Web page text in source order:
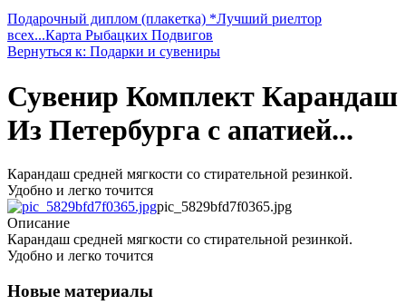
Подарочный диплом (плакетка) *Лучший риелтор
всех...Карта Рыбацких Подвигов
Вернуться к: Подарки и сувениры
Сувенир Комплект Карандаш
Из Петербурга с апатией...
Карандаш средней мягкости со стирательной резинкой.
Удобно и легко точится
pic_5829bfd7f0365.jpg
Описание
Карандаш средней мягкости со стирательной резинкой.
Удобно и легко точится
Новые материалы